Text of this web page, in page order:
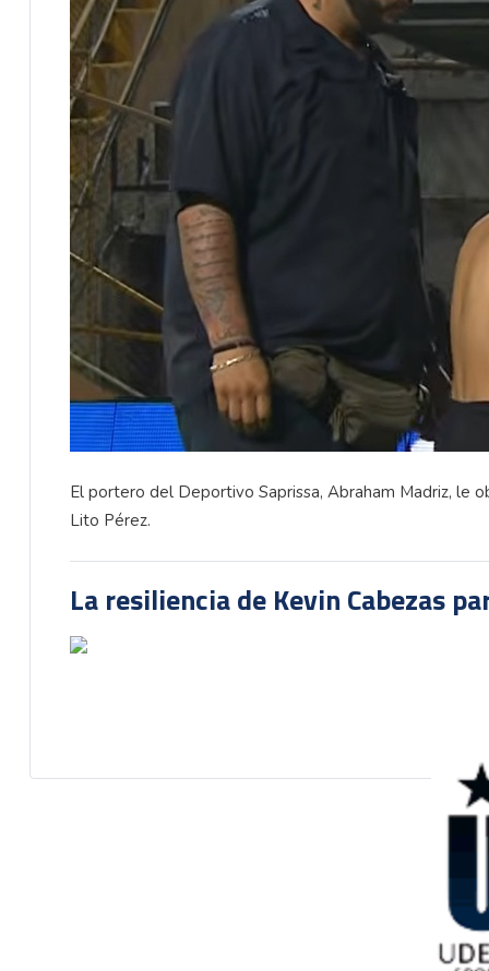
El portero del Deportivo Saprissa, Abraham Madriz, le
Lito Pérez.
La resiliencia de Kevin Cabezas